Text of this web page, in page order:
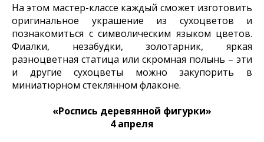
На этом мастер-классе каждый сможет изготовить
оригинальное украшение из сухоцветов и
познакомиться с символическим языком цветов.
Фиалки, незабудки, золотарник, яркая
разноцветная статица или скромная полынь – эти
и другие сухоцветы можно закупорить в
миниатюрном стеклянном флаконе.
«Роспись деревянной фигурки»
4 апреля